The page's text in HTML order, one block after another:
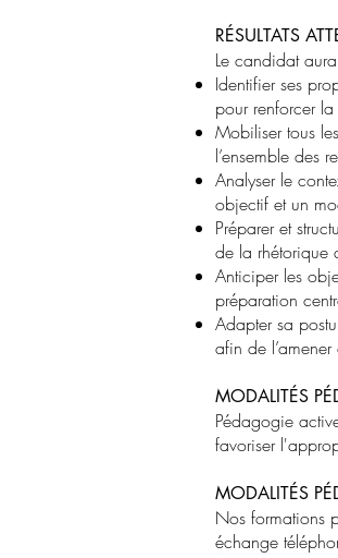
RÉSULTATS
Le candidat
Identifier ses
pour renforcer
Mobiliser tous
l’ensemble des
Analyser le
objectif et un
Préparer et
de la rhétorique
Anticiper les
préparation
Adapter sa
afin de
​MODALITÉS
Pédagogie
favoriser
MODALITÉS
Nos formations
échange